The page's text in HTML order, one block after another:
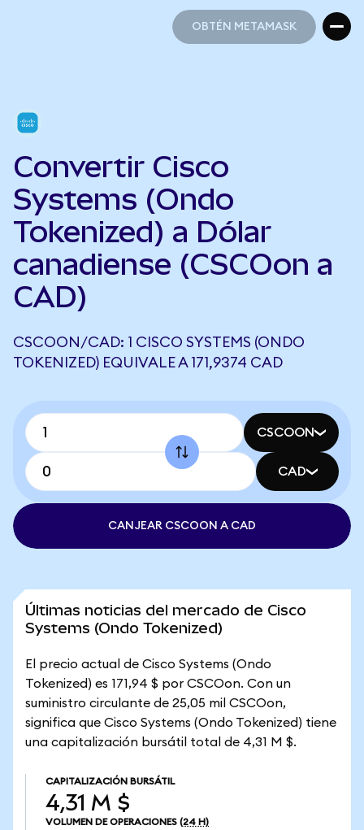
OBTÉN METAMASK
Convertir Cisco
Systems (Ondo
Tokenized) a Dólar
canadiense (CSCOon a
CAD)
CSCOON/CAD: 1 CISCO SYSTEMS (ONDO
TOKENIZED) EQUIVALE A 171,9374 CAD
CSCOON
CAD
CANJEAR CSCOON A CAD
Últimas noticias del mercado de Cisco
Systems (Ondo Tokenized)
El precio actual de Cisco Systems (Ondo
Tokenized) es 171,94 $ por CSCOon. Con un
suministro circulante de 25,05 mil CSCOon,
significa que Cisco Systems (Ondo Tokenized) tiene
una capitalización bursátil total de 4,31 M $.
CAPITALIZACIÓN BURSÁTIL
4,31 M $
VOLUMEN DE OPERACIONES (24 H)